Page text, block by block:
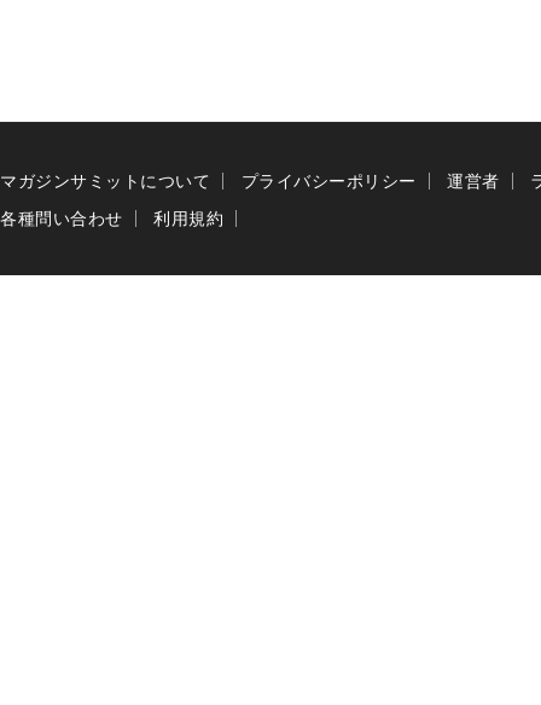
マガジンサミットについて プライバシーポリシー 運営者
各種問い合わせ
利用規約